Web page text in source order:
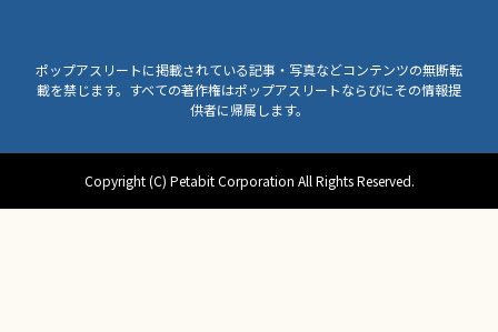
ポップアスリートに掲載されている記事・写真などコンテンツの無断転
載を禁じます。すべての著作権はポップアスリートならびにその情報提
供者に帰属します。
Copyright (C) Petabit Corporation All Rights Reserved.